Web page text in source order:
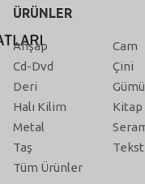
ÜRÜNLER
Ahşap
Cam
Cd-Dvd
Çini
Deri
Halı Kilim
Kitap
Metal
Taş
Tüm Ürünler